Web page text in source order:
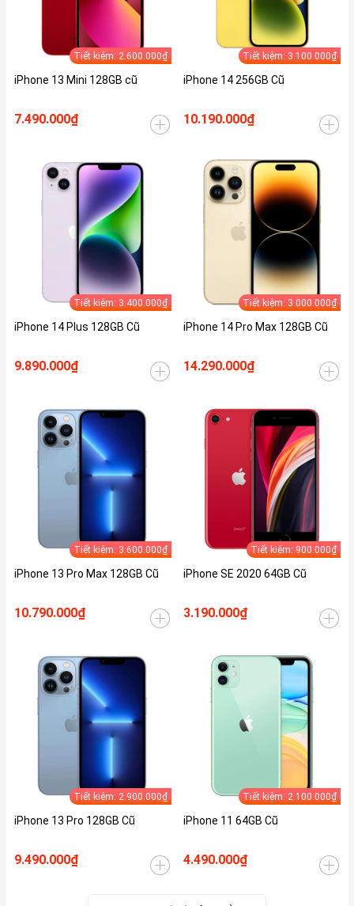
Tiết kiệm: 2.600.000₫
iPhone 13 Mini 128GB cũ
7.490.000₫
Tiết kiệm: 3.100.000₫
iPhone 14 256GB Cũ
10.190.000₫
Tiết kiệm: 3.400.000₫
iPhone 14 Plus 128GB Cũ
9.890.000₫
Tiết kiệm: 3.000.000₫
iPhone 14 Pro Max 128GB Cũ
14.290.000₫
Tiết kiệm: 3.600.000₫
iPhone 13 Pro Max 128GB Cũ
10.790.000₫
Tiết kiệm: 900.000₫
iPhone SE 2020 64GB Cũ
3.190.000₫
Tiết kiệm: 2.900.000₫
iPhone 13 Pro 128GB Cũ
9.490.000₫
Tiết kiệm: 2.100.000₫
iPhone 11 64GB Cũ
4.490.000₫